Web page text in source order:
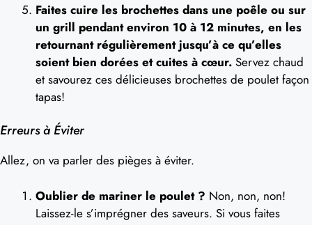
Faites cuire les brochettes dans une poêle ou sur
un grill pendant environ 10 à 12 minutes, en les
retournant régulièrement jusqu’à ce qu’elles
soient bien dorées et cuites à cœur. Servez chaud
et savourez ces délicieuses brochettes de poulet façon
tapas!
Erreurs à Éviter
Allez, on va parler des pièges à éviter.
Oublier de mariner le poulet ? Non, non, non!
Laissez-le s’imprégner des saveurs. Si vous faites